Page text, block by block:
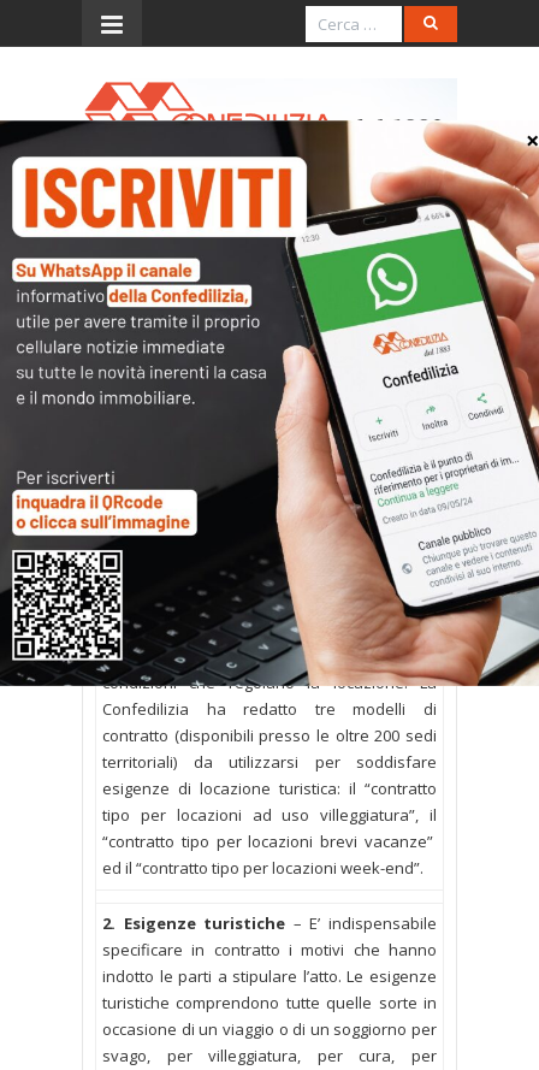
Menu
Decalogo per una
villeggiatura senza liti
Sempre più italiani vanno in vacanza
prendendo in locazione un appartamento. E
sempre più spesso ci si chiede quale debba
essere la formula della locazione per evitare liti
e contenzioso. Ecco il decalogo di Confedilizia
per vacanze tranquille.
1. Locazioni turistiche
– Le locazioni
turistiche sono sottoposte unicamente alle
previsioni del Codice civile, che lascia ampia
discrezionalità alla volontà delle parti: ciò
vuol dire che proprietario ed inquilino
possono stabilire concordemente tutte le
condizioni che regolano la locazione. La
Confedilizia ha redatto tre modelli di
contratto (disponibili presso le oltre 200 sedi
territoriali) da utilizzarsi per soddisfare
esigenze di locazione turistica: il “contratto
tipo per locazioni ad uso villeggiatura”, il
“contratto tipo per locazioni brevi vacanze”
ed il “contratto tipo per locazioni week-end”.
2. Esigenze turistiche – E’ indispensabile
specificare in contratto i motivi che hanno
indotto le parti a stipulare l’atto. Le esigenze
turistiche comprendono tutte quelle sorte in
occasione di un viaggio o di un soggiorno per
svago, per villeggiatura, per cura, per